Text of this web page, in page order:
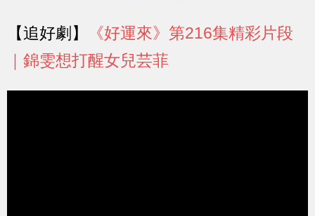
【追好劇】 《好運來》第216集精彩片段
｜錦雯想打醒女兒芸菲